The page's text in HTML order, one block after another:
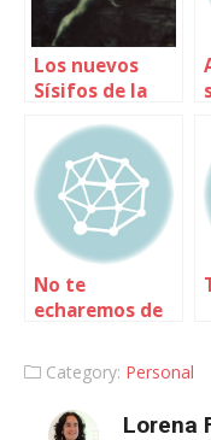
Los nuevos
Sísifos de la
No te
echaremos de
Category: Personal
Lorena